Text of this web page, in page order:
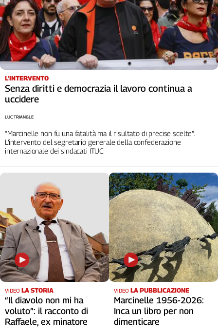
Contatti
La
redazione
Newsletter
Social
L'INTERVENTO
Senza diritti e democrazia il lavoro continua a
uccidere
“Marcinelle non fu una fatalità ma il risultato di precise scelte”.
L’intervento del segretario generale della confederazione
internazionale dei sindacati ITUC
LUC TRIANGLE
VIDEO LA STORIA
“Il diavolo non mi ha
voluto”: il racconto di
Raffaele, ex minatore
VIDEO LA PUBBLICAZIONE
Marcinelle 1956-2026:
Inca un libro per non
dimenticare